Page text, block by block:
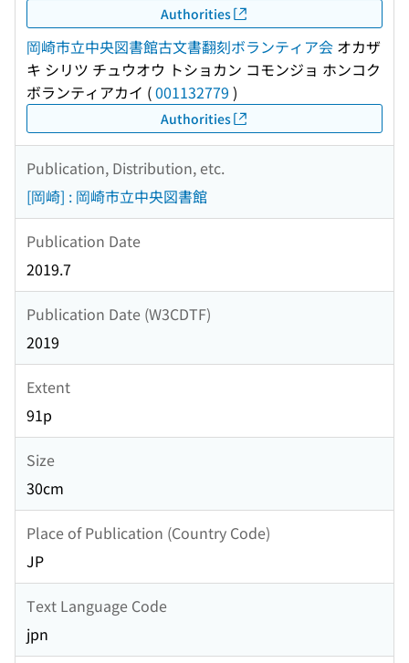
Authorities
岡崎市立中央図書館古文書翻刻ボランティア会 オカザ
キ シリツ チュウオウ トショカン コモンジョ ホンコク
ボランティアカイ (001132779 )
Authorities
Publication, Distribution, etc.
[岡崎] : 岡崎市立中央図書館
Publication Date
2019.7
Publication Date (W3CDTF)
2019
Extent
91p
Size
30cm
Place of Publication (Country Code)
JP
Text Language Code
jpn